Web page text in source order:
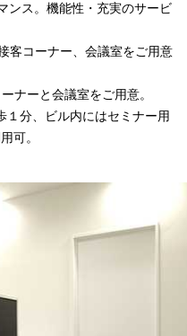
ンス。機能性・充実のサービ
客コーナー、会議室をご用意
ナーと会議室をご用意。
１分、ビル内にはセミナー用
可。